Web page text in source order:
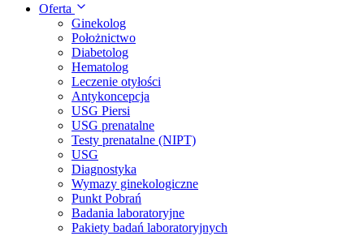
Oferta
Ginekolog
Położnictwo
Diabetolog
Hematolog
Leczenie otyłości
Antykoncepcja
USG Piersi
USG prenatalne
Testy prenatalne (NIPT)
USG
Diagnostyka
Wymazy ginekologiczne
Punkt Pobrań
Badania laboratoryjne
Pakiety badań laboratoryjnych